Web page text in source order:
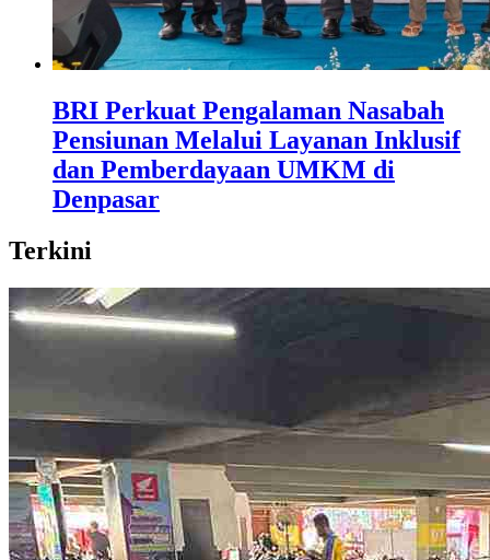
BRI Perkuat Pengalaman Nasabah
Pensiunan Melalui Layanan Inklusif
dan Pemberdayaan UMKM di
Denpasar
Terkini